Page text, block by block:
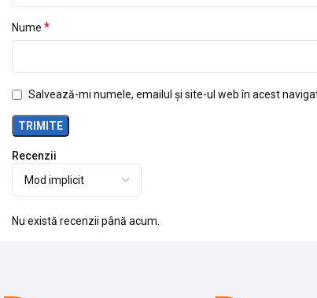
Recenzii
Nu există recenzii până acum.
Nume *
Salvează-mi numele, emailul și site-ul web în acest